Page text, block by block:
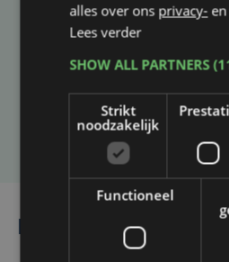
Taalfout
Heb je een taal- of
artikel?
Laat het ons
Lees ook
alles over ons privacy- en
Lees verder
SHOW ALL PARTNERS
Strikt
noodzakelijk
Functioneel